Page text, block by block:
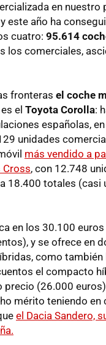
en nuestro
este año ha
cuatro: 95.614
los comerciales,
fronteras el coche
el Toyota Corolla:
españolas,
unidades
más vendido a
Cross, con 12.748
18.400 totales (casi
en los 30.100
y se ofrece en
como también
el compacto
(26.000
mérito teniendo en
el Dacia Sandero,